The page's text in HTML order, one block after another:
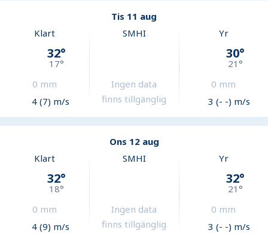
Tis 11 aug
Klart
32°
17°
0 mm
4 (7) m/s
SMHI
Ingen data
finns tillgänglig
Yr
30°
21°
0 mm
3 (- -) m/s
Ons 12 aug
Klart
32°
18°
0 mm
4 (9) m/s
SMHI
Ingen data
finns tillgänglig
Yr
32°
21°
0 mm
3 (- -) m/s